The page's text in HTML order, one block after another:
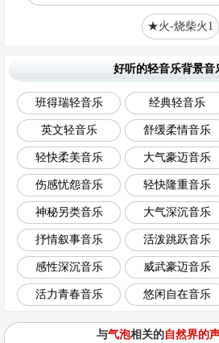
★火-烧柴火1
好听的轻音乐背景音
班得瑞轻音乐 经典轻音乐
英文轻音乐 舒缓柔情音乐
轻快柔美音乐 大气豪迈音乐
伤感忧怨音乐 轻快隆重音乐
神秘另类音乐 大气深沉音乐
抒情叙事音乐 活泼跳跃音乐
感性深沉音乐 威武豪迈音乐
活力青春音乐 悠闲自在音乐
与气泡相关的自然界的